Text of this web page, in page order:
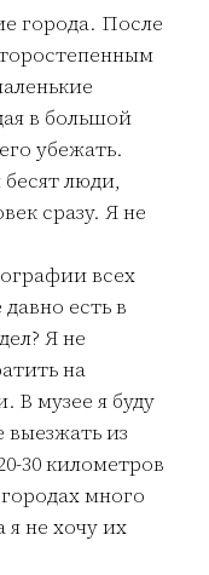
города. После
в большой
убежать.
люди,
сразу. Я не
всех
есть в
Я не
на
В музее я буду
выезжать из
30 километров
много
я не хочу их